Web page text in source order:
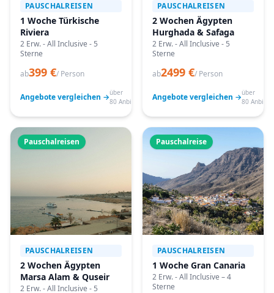
PAUSCHALREISEN
1 Woche Türkische
Riviera
2 Erw. - All Inclusive - 5
Sterne
ab399 €/ Person
Angebote vergleichen →über
80 Anbieter
PAUSCHALREISEN
2 Wochen Ägypten
Hurghada & Safaga
2 Erw. - All Inclusive - 5
Sterne
ab2499 €/ Person
Angebote vergleichen →über
80
Pauschalreisen
PAUSCHALREISEN
2 Wochen Ägypten
Marsa Alam & Quseir
2 Erw. - All Inclusive - 5
Pauschalreise
PAUSCHALREISEN
1 Woche Gran Canaria
2 Erw. - All Inclusive – 4
Sterne